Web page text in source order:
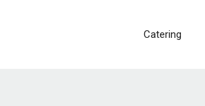
Catering